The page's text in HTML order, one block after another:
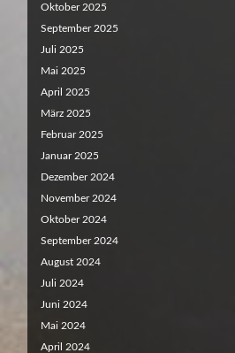
Oktober 2025
September 2025
Juli 2025
Mai 2025
April 2025
März 2025
Februar 2025
Januar 2025
Dezember 2024
November 2024
Oktober 2024
September 2024
August 2024
Juli 2024
Juni 2024
Mai 2024
April 2024